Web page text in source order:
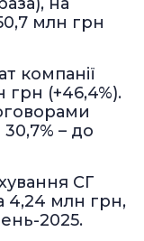
млн грн
компанії
грн (+46,4%).
– до
СГ
4,24 млн грн,
2025.